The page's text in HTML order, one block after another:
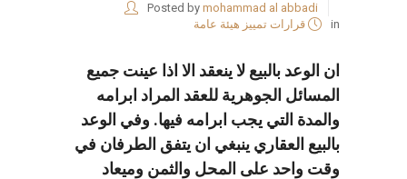
Posted by mohammad al abbadi
in
قرارات تمييز هيئة عامة
ان الوعد بالبيع لا ينعقد الا اذا عينت جميع
المسائل الجوهرية للعقد المراد ابرامه
والمدة التي يجب ابرامه فيها. وفي الوعد
بالبيع العقاري ينبغي ان يتفق الطرفان في
وقت واحد على المحل والثمن وميعاد